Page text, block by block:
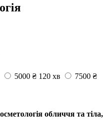
5000 ₴ 120 хв
7500 ₴
обличчя та тіла,